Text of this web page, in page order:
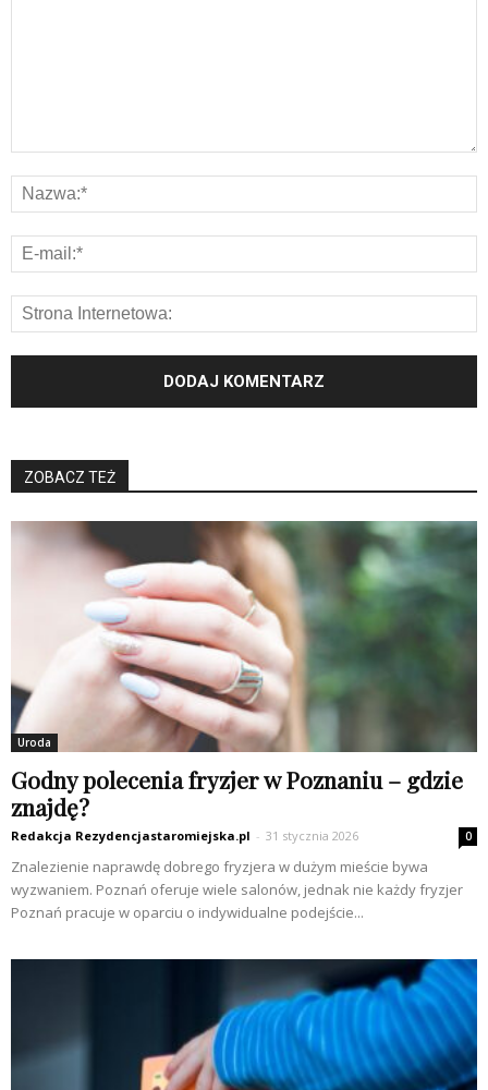
ZOBACZ TEŻ
Uroda
Godny polecenia fryzjer w Poznaniu – gdzie
znajdę?
Redakcja Rezydencjastaromiejska.pl - 31 stycznia 2026 0
Znalezienie naprawdę dobrego fryzjera w dużym mieście bywa
wyzwaniem. Poznań oferuje wiele salonów, jednak nie każdy fryzjer
Poznań pracuje w oparciu o indywidualne podejście...